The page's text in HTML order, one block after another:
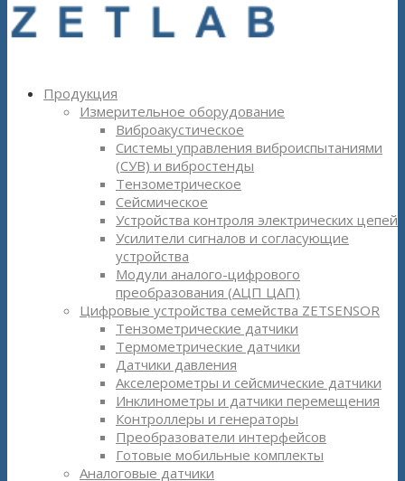
Продукция
Измерительное оборудование
Виброакустическое
Системы управления виброиспытаниями
(СУВ) и вибростенды
Тензометрическое
Сейсмическое
Устройства контроля электрических цепей
Усилители сигналов и согласующие
устройства
Модули аналого-цифрового
преобразования (АЦП ЦАП)
Цифровые устройства семейства ZETSENSOR
Тензометрические датчики
Термометрические датчики
Датчики давления
Акселерометры и сейсмические датчики
Инклинометры и датчики перемещения
Контроллеры и генераторы
Преобразователи интерфейсов
Готовые мобильные комплекты
Аналоговые датчики